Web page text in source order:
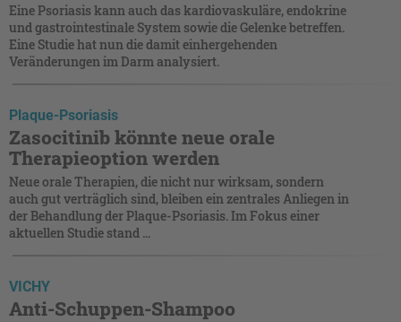
Eine Psoriasis kann auch das kardiovaskuläre, endokrine
und gastrointestinale System sowie die Gelenke betreffen.
Eine Studie hat nun die damit einhergehenden
Veränderungen im Darm analysiert.
Plaque-Psoriasis
Zasocitinib könnte neue orale
Therapieoption werden
Neue orale Therapien, die nicht nur wirksam, sondern
auch gut verträglich sind, bleiben ein zentrales Anliegen in
der Behandlung der Plaque-Psoriasis. Im Fokus einer
aktuellen Studie stand ...
VICHY
Anti-Schuppen-Shampoo